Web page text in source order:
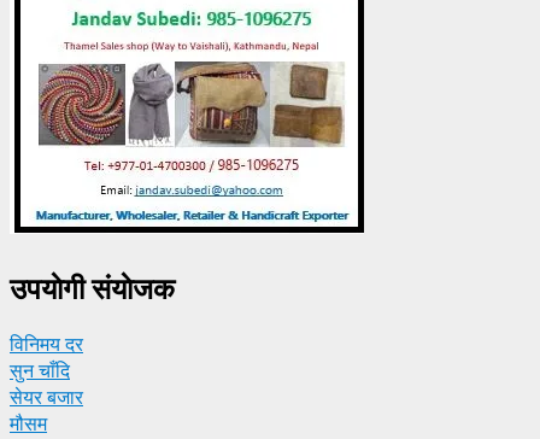
उपयाेगी संयाेजक
विनिमय दर
सुन चाँदि
सेयर बजार
मौसम